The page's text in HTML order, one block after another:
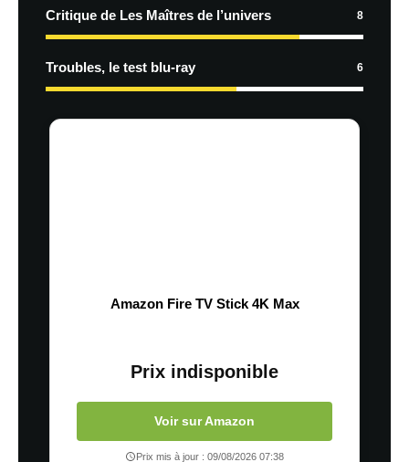
Critique de Les Maîtres de l’univers 8
Troubles, le test blu-ray 6
Amazon Fire TV Stick 4K Max
Prix indisponible
Voir sur Amazon
Prix mis à jour : 09/08/2026 07:38